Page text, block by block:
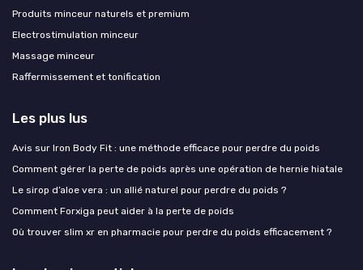
Produits minceur naturels et premium
Electrostimulation minceur
Massage minceur
Raffermissement et tonification
Les plus lus
Avis sur Iron Body Fit : une méthode efficace pour perdre du poids
Comment gérer la perte de poids après une opération de hernie hiatale
Le sirop d’aloe vera : un allié naturel pour perdre du poids ?
Comment Forxiga peut aider à la perte de poids
Où trouver slim xr en pharmacie pour perdre du poids efficacement ?